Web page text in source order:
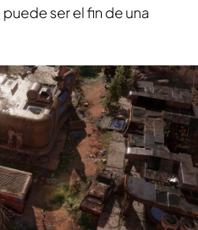
puede ser el fin de una